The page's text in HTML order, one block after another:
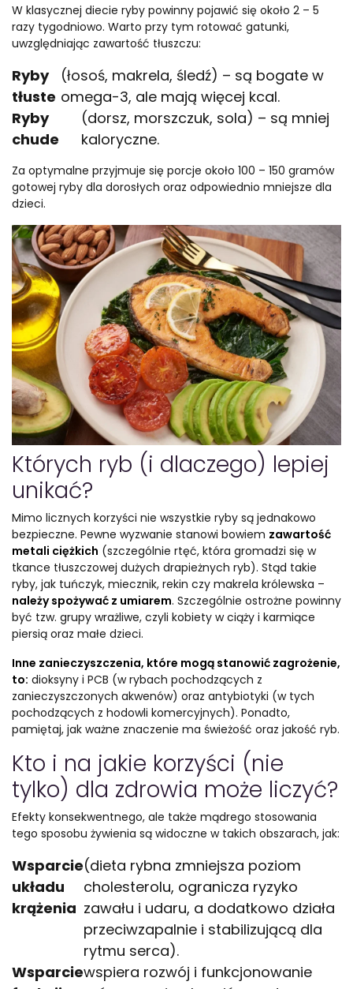
W klasycznej diecie ryby powinny pojawić się około 2 – 5
razy tygodniowo. Warto przy tym rotować gatunki,
uwzględniając zawartość tłuszczu:
Ryby
tłuste
(łosoś, makrela, śledź) – są bogate w
omega-3, ale mają więcej kcal.
Ryby
chude
(dorsz, morszczuk, sola) – są mniej
kaloryczne.
Za optymalne przyjmuje się porcje około 100 – 150 gramów
gotowej ryby dla dorosłych oraz odpowiednio mniejsze dla
dzieci.
Których ryb (i dlaczego) lepiej
unikać?
Mimo licznych korzyści nie wszystkie ryby są jednakowo
bezpieczne. Pewne wyzwanie stanowi bowiem zawartość
metali ciężkich (szczególnie rtęć, która gromadzi się w
tkance tłuszczowej dużych drapieżnych ryb). Stąd takie
ryby, jak tuńczyk, miecznik, rekin czy makrela królewska –
należy spożywać z umiarem. Szczególnie ostrożne powinny
być tzw. grupy wrażliwe, czyli kobiety w ciąży i karmiące
piersią oraz małe dzieci.
Inne zanieczyszczenia, które mogą stanowić zagrożenie,
to: dioksyny i PCB (w rybach pochodzących z
zanieczyszczonych akwenów) oraz antybiotyki (w tych
pochodzących z hodowli komercyjnych). Ponadto,
pamiętaj, jak ważne znaczenie ma świeżość oraz jakość ryb.
Kto i na jakie korzyści (nie
tylko) dla zdrowia może liczyć?
Efekty konsekwentnego, ale także mądrego stosowania
tego sposobu żywienia są widoczne w takich obszarach, jak:
Wsparcie
układu
krążenia
(dieta rybna zmniejsza poziom
cholesterolu, ogranicza ryzyko
zawału i udaru, a dodatkowo działa
przeciwzapalnie i stabilizującą dla
rytmu serca).
Wsparciewspiera rozwój i funkcjonowanie